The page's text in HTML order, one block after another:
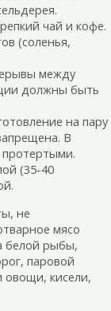
чай и кофе.
(соленья,
между
должны быть
на пару
В
(35-40
не
мясо
белой рыбы,
паровой
овощи, кисели,